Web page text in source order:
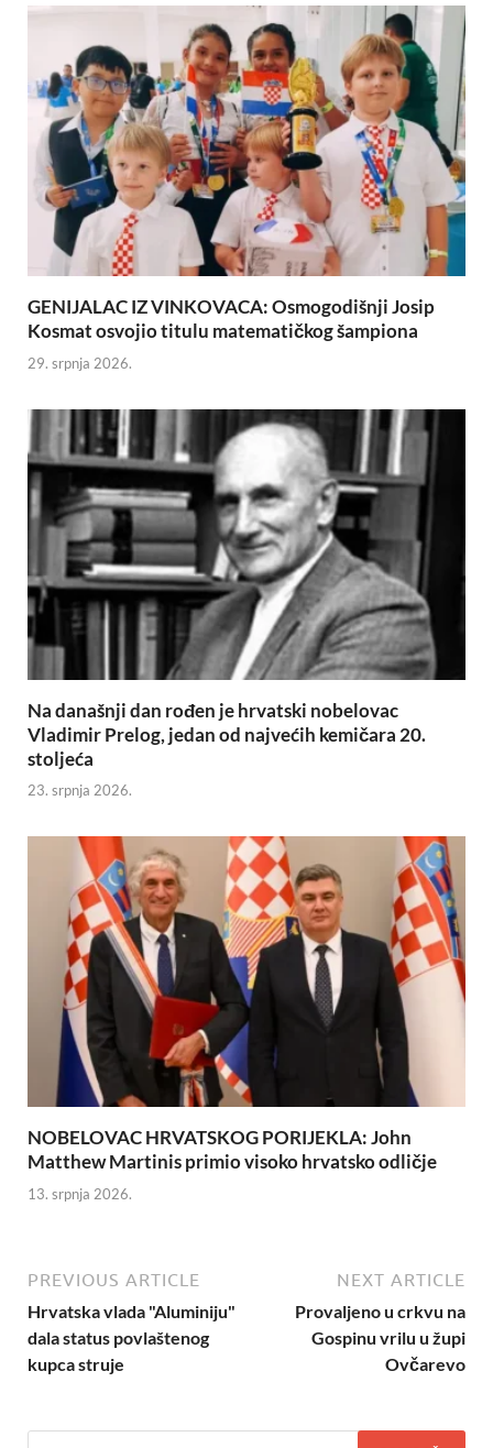
GENIJALAC IZ VINKOVACA: Osmogodišnji Josip
Kosmat osvojio titulu matematičkog šampiona
29. srpnja 2026.
Na današnji dan rođen je hrvatski nobelovac
Vladimir Prelog, jedan od najvećih kemičara 20.
stoljeća
23. srpnja 2026.
NOBELOVAC HRVATSKOG PORIJEKLA: John
Matthew Martinis primio visoko hrvatsko odličje
13. srpnja 2026.
PREVIOUS ARTICLE
Hrvatska vlada "Aluminiju"
dala status povlaštenog
kupca struje
NEXT ARTICLE
Provaljeno u crkvu na
Gospinu vrilu u župi
Ovčarevo